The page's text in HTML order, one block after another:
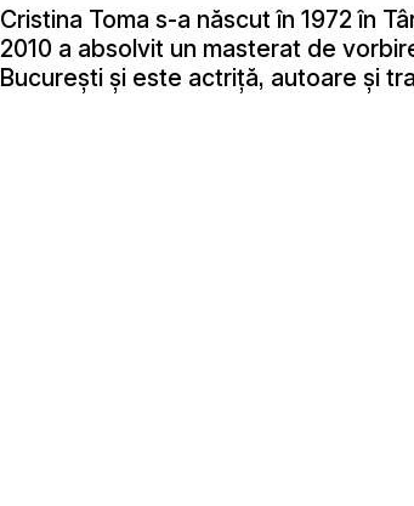
Cristina Toma s-a născut în 1972 în
2010 a absolvit un masterat de
Bucureşti şi este actriţă, autoare şi